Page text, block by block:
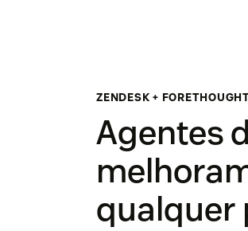
ZENDESK +
Agentes
qualquer